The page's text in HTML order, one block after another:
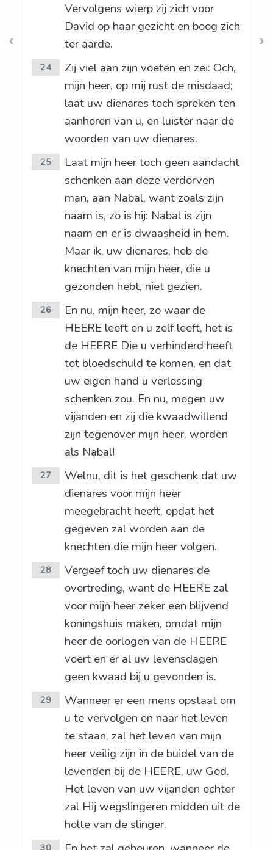
Vervolgens wierp zij zich voor
David op haar gezicht en boog zich
ter aarde.
24
Zij viel aan zijn voeten en zei: Och,
mijn heer, op mij rust de misdaad;
laat uw dienares toch spreken ten
aanhoren van u, en luister naar de
woorden van uw dienares.
25
Laat mijn heer toch geen aandacht
schenken aan deze verdorven
man, aan Nabal, want zoals zijn
naam is, zo is hij: Nabal is zijn
naam en er is dwaasheid in hem.
Maar ik, uw dienares, heb de
knechten van mijn heer, die u
gezonden hebt, niet gezien.
26
En nu, mijn heer, zo waar de
HEERE leeft en u zelf leeft, het is
de HEERE Die u verhinderd heeft
tot bloedschuld te komen, en dat
uw eigen hand u verlossing
schenken zou. En nu, mogen uw
vijanden en zij die kwaadwillend
zijn tegenover mijn heer, worden
als Nabal!
27
Welnu, dit is het geschenk dat uw
dienares voor mijn heer
meegebracht heeft, opdat het
gegeven zal worden aan de
knechten die mijn heer volgen.
28
Vergeef toch uw dienares de
overtreding, want de HEERE zal
voor mijn heer zeker een blijvend
koningshuis maken, omdat mijn
heer de oorlogen van de HEERE
voert en er al uw levensdagen
geen kwaad bij u gevonden is.
29
Wanneer er een mens opstaat om
u te vervolgen en naar het leven
te staan, zal het leven van mijn
heer veilig zijn in de buidel van de
levenden bij de HEERE, uw God.
Het leven van uw vijanden echter
zal Hij wegslingeren midden uit de
holte van de slinger.